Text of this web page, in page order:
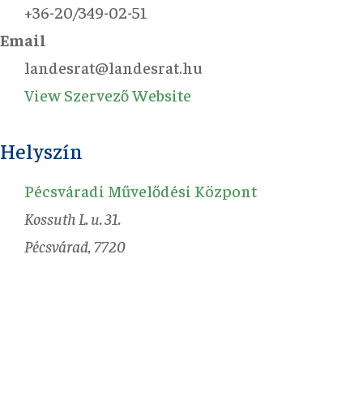
+36-20/349-02-51
Email
landesrat@landesrat.hu
View Szervező Website
Helyszín
Pécsváradi Művelődési Központ
Kossuth L. u. 31.
Pécsvárad 7720